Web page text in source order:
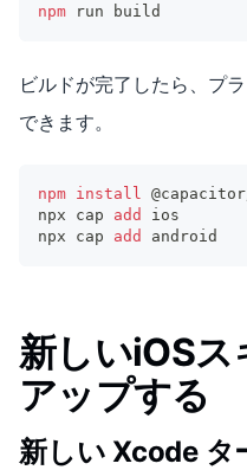
npm run build
ビルドが完了したら、プ
できます。
npm install
npx cap add
ios
npx cap add android
新しいiOSス
アップする
新しい Xcode タ